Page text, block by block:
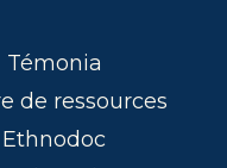
Témonia
de ressources
Ethnodoc